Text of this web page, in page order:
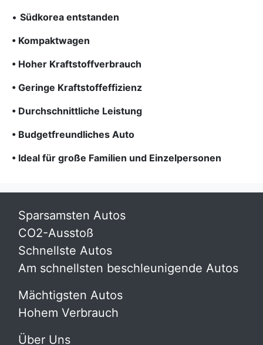
• Südkorea entstanden
• Kompaktwagen
• Hoher Kraftstoffverbrauch
• Geringe Kraftstoffeffizienz
• Durchschnittliche Leistung
• Budgetfreundliches Auto
• Ideal für große Familien und Einzelpersonen
Sparsamsten Autos
CO2-Ausstoß
Schnellste Autos
Am schnellsten beschleunigende Autos
Mächtigsten Autos
Hohem Verbrauch
Über Uns